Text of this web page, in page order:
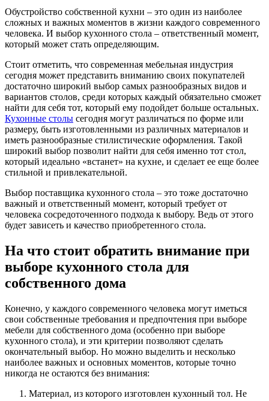
Обустройство собственной кухни – это один из наиболее
сложных и важных моментов в жизни каждого современного
человека. И выбор кухонного стола – ответственный момент,
который может стать определяющим.
Стоит отметить, что современная мебельная индустрия
сегодня может представить вниманию своих покупателей
достаточно широкий выбор самых разнообразных видов и
вариантов столов, среди которых каждый обязательно сможет
найти для себя тот, который ему подойдет больше остальных.
Кухонные столы сегодня могут различаться по форме или
размеру, быть изготовленными из различных материалов и
иметь разнообразные стилистические оформления. Такой
широкий выбор позволит найти для себя именно тот стол,
который идеально «встанет» на кухне, и сделает ее еще более
стильной и привлекательной.
Выбор поставщика кухонного стола – это тоже достаточно
важный и ответственный момент, который требует от
человека сосредоточенного подхода к выбору. Ведь от этого
будет зависеть и качество приобретенного стола.
На что стоит обратить внимание при
выборе кухонного стола для
собственного дома
Конечно, у каждого современного человека могут иметься
свои собственные требования и предпочтения при выборе
мебели для собственного дома (особенно при выборе
кухонного стола), и эти критерии позволяют сделать
окончательный выбор. Но можно выделить и несколько
наиболее важных и основных моментов, которые точно
никогда не остаются без внимания:
Материал, из которого изготовлен кухонный тол. Не